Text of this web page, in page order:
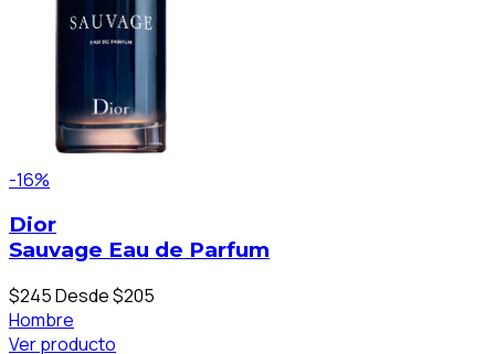
-16%
Dior
Sauvage Eau de Parfum
$245Desde $205
Hombre
Ver producto